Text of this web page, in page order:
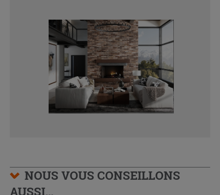
NOUS VOUS CONSEILLONS
AUSSI…